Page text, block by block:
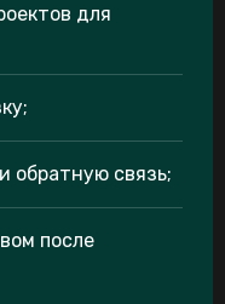
для
обратную связь;
после